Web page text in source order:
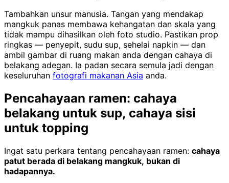
Tambahkan unsur manusia. Tangan yang mendakap
mangkuk panas membawa kehangatan dan skala yang
tidak mampu dihasilkan oleh foto studio. Pastikan prop
ringkas — penyepit, sudu sup, sehelai napkin — dan
ambil gambar di ruang makan anda dengan cahaya di
belakang adegan. Ia padan secara semula jadi dengan
keseluruhan fotografi makanan Asia anda.
Pencahayaan ramen: cahaya
belakang untuk sup, cahaya sisi
untuk topping
Ingat satu perkara tentang pencahayaan ramen: cahaya
patut berada di belakang mangkuk, bukan di
hadapannya.